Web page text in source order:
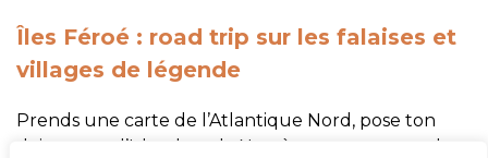
Îles Féroé : road trip sur les falaises et
villages de légende
Prends une carte de l’Atlantique Nord, pose ton
doigt entre l’Islande et la Norvège, tu trouveras les